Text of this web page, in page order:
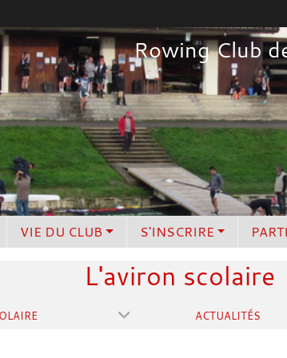
Rowing Club
VIE DU CLUB S'INSCRIRE
L'aviron scolaire
ACTUALITÉS